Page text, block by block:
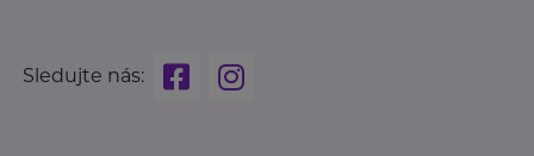
Sledujte nás: